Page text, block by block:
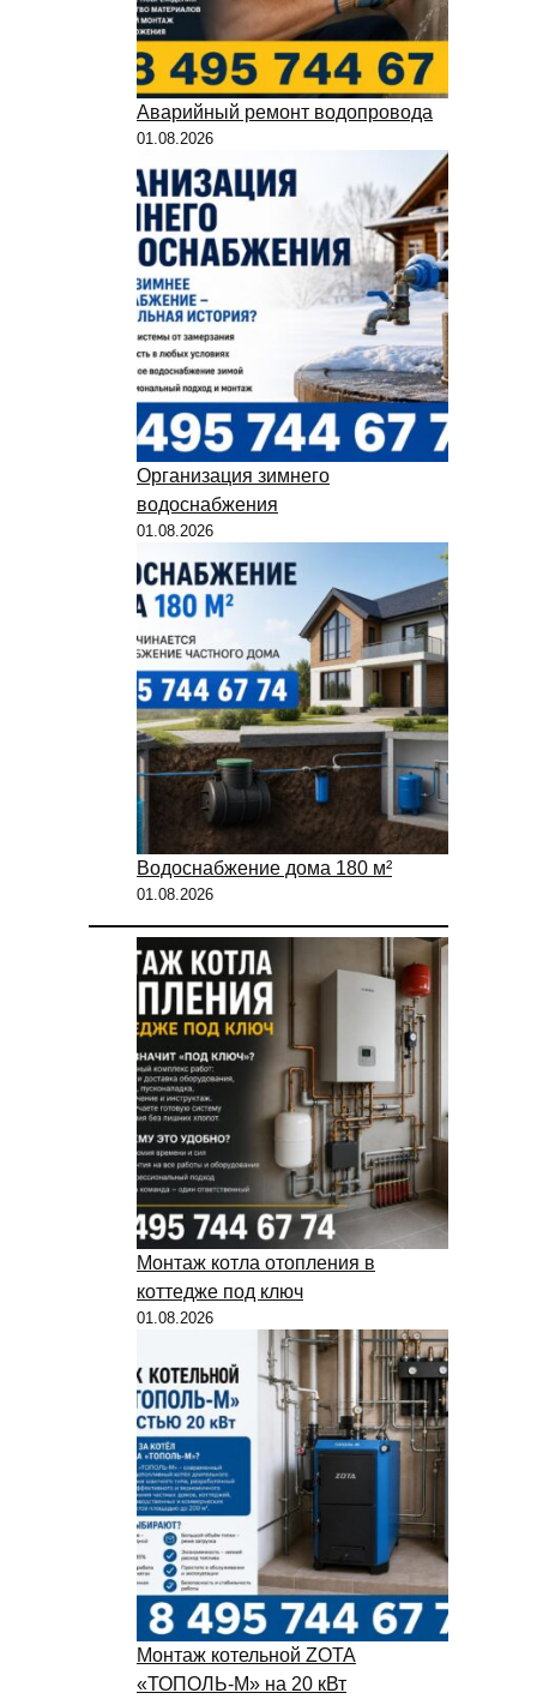
Аварийный ремонт водопровода
01.08.2026
Организация зимнего
водоснабжения
01.08.2026
Водоснабжение дома 180 м²
01.08.2026
Монтаж котла отопления в
коттедже под ключ
01.08.2026
Монтаж котельной ZOTA
«ТОПОЛЬ-М» на 20 кВт